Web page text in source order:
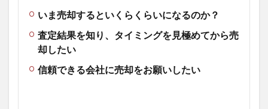
いま売却するといくらくらいになるのか？
査定結果を知り、タイミングを見極めてから売
却したい
信頼できる会社に売却をお願いしたい